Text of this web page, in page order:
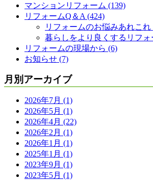
マンションリフォーム (139)
リフォームQ＆A (424)
リフォームのお悩みあれこれ
暮らしをより良くするリフォ
リフォームの現場から (6)
お知らせ (7)
月別アーカイブ
2026年7月 (1)
2026年5月 (1)
2026年4月 (22)
2026年2月 (1)
2026年1月 (1)
2025年1月 (1)
2023年9月 (1)
2023年5月 (1)